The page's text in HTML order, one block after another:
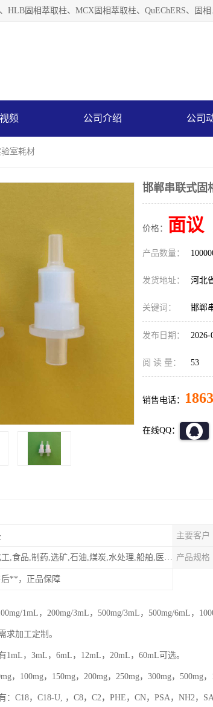
河北艺心逸意科技有限公司主营：C18固相萃取
频 公司介绍 公司
室耗材
邯郸串联式固
价格： 面议
产品数量：
发货地址： 河北
关键词： 邯郸
发布日期： 2026-
阅 读 量： 53
销售电话：
在线QQ：
主要客户
化工,食品,制药,选矿,石油,煤炭,水处理,船舶,医用,制药,冶金,纺织,其他 产品规格
后**，正品保障
1mL，200mg/3mL，500mg/3mL，500mg/6mL，
求加工定制。
1mL，3mL，6mL，12mL，20mL，60mL可选。
，100mg，150mg，200mg，250mg，300mg，500mg
：C18，C18-U, ，C8，C2，PHE，CN，PSA，NH2